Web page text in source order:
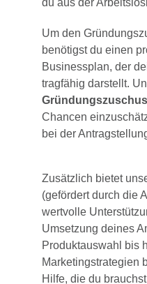
du aus der
Um den
benötigst du einen
Businessplan, der
tragfähig darstellt.
Chancen
bei der
Zusätzlich bietet
(gefördert durch die
wertvolle
Umsetzung deines
Produktauswahl bis
Marketingstrategien
Hilfe, die du